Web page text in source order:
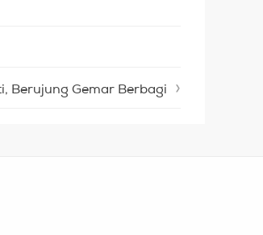
Berujung Gemar Berbagi